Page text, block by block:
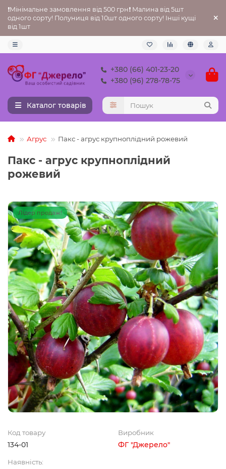
❗Мінімальне замовлення від 500 грн❗ Малина від 5шт
одного сорту! Полуниця від 10шт одного сорту! Інші кущі
від 1шт
+380 (66) 401-23-20
+380 (96) 278-78-75
Каталог товарів
Агрус Пакс - агрус крупноплідний рожевий
Пакс - агрус крупноплідний
рожевий
Лідер продаж!
Код товару
134-01
Виробник
ФГ "Джерело"
Наявність: